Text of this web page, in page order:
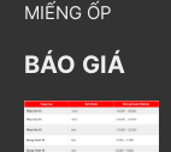
MIẾNG ỐP
BÁO GIÁ